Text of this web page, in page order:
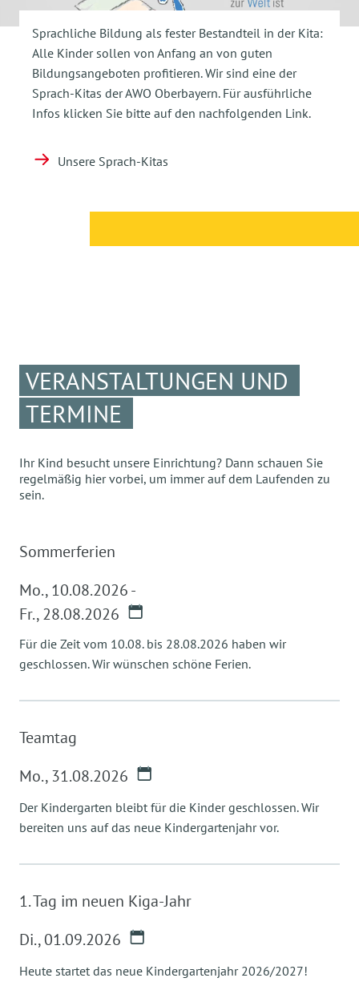
Sprachliche Bildung als fester Bestandteil in der Kita:
Alle Kinder sollen von Anfang an von guten
Bildungsangeboten profitieren. Wir sind eine der
Sprach-Kitas der AWO Oberbayern. Für ausführliche
Infos klicken Sie bitte auf den nachfolgenden Link.
Unsere Sprach-Kitas
VERANSTALTUNGEN UND
TERMINE
Ihr Kind besucht unsere Einrichtung? Dann schauen Sie
regelmäßig hier vorbei, um immer auf dem Laufenden zu
sein.
Sommerferien
Mo.,10.08.2026-
Fr.,28.08.2026
Für die Zeit vom 10.08. bis 28.08.2026 haben wir
geschlossen. Wir wünschen schöne Ferien.
Teamtag
Mo.,31.08.2026
Der Kindergarten bleibt für die Kinder geschlossen. Wir
bereiten uns auf das neue Kindergartenjahr vor.
1. Tag im neuen Kiga-Jahr
Di.,01.09.2026
Heute startet das neue Kindergartenjahr 2026/2027!